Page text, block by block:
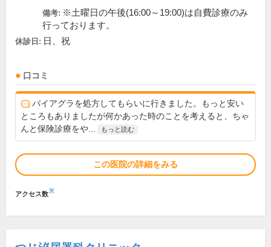
備考: ※土曜日の午後(16:00～19:00)は自費診療のみ
行っております。
休診日: 日、祝
口コミ
バイアグラを処方してもらいに行きました。もっと安い
ところもありましたが何かあった時のことを考えると、ちゃ
んと保険診療をや...
もっと読む
この医院の詳細をみる
アクセス数※